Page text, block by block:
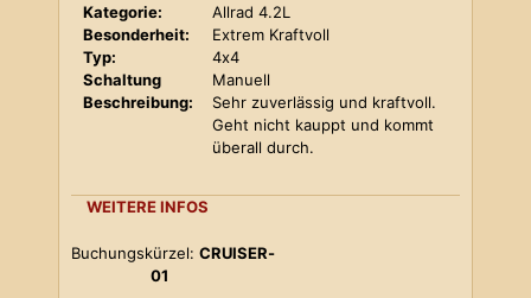
Kategorie:
Allrad 4.2L
Besonderheit:
Extrem Kraftvoll
Typ:
4x4
Schaltung
Manuell
Beschreibung:
Sehr zuverlässig und kraftvoll.
Geht nicht kauppt und kommt
überall durch.
WEITERE INFOS
Buchungskürzel: CRUISER-
01